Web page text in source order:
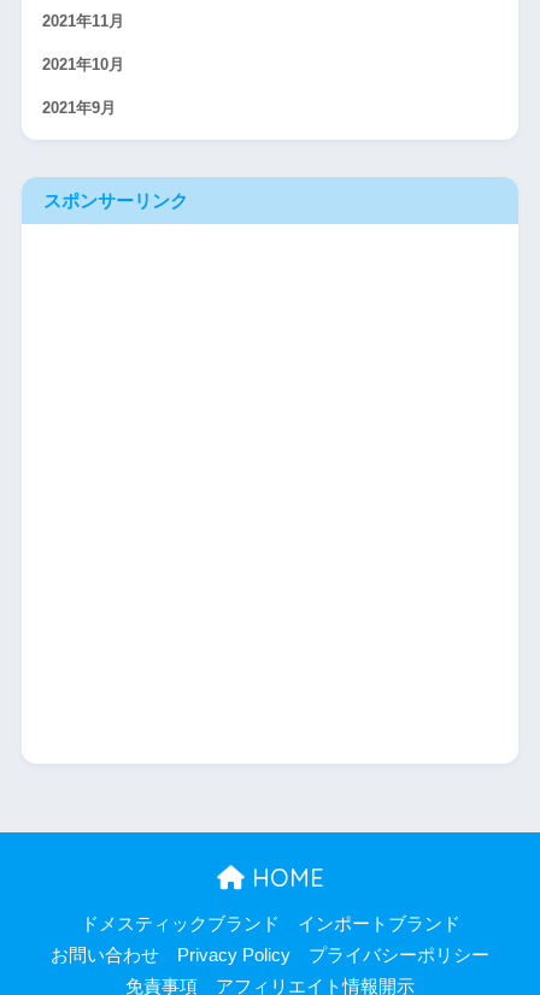
2021年11月
2021年10月
2021年9月
スポンサーリンク
HOME
ドメスティックブランド
インポートブランド
お問い合わせ
Privacy Policy
プライバシーポリシー
免責事項
アフィリエイト情報開示